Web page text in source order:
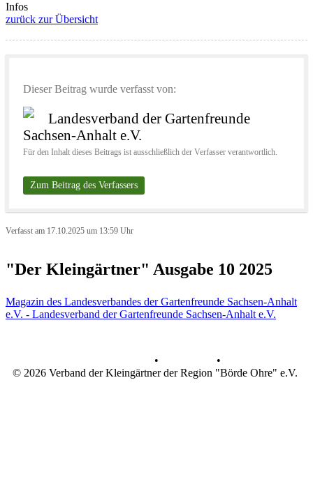
Infos
zurück zur Übersicht
Dieser Beitrag wurde verfasst von:
Landesverband der Gartenfreunde
Sachsen-Anhalt e.V.
Für den Inhalt dieses Beitrags ist ausschließlich der Verfasser verantwortlich.
Zum Beitrag des Verfassers
Verfasst am 17.10.2025 um 13:59 Uhr
"Der Kleingärtner" Ausgabe 10 2025
Magazin des Landesverbandes der Gartenfreunde Sachsen-Anhalt
e.V. - Landesverband der Gartenfreunde Sachsen-Anhalt e.V.
•
•
© 2026 Verband der Kleingärtner der Region "Börde Ohre" e.V.